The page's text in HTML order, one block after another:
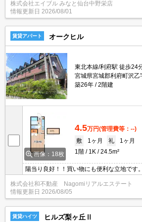
株式会社エイブル みなと仙台中野栄店
情報更新日 2026/08/01
賃貸アパート オークヒル
東北本線/利府駅 徒歩24
宮城県宮城郡利府町沢乙
築26年
2階建
画像：18枚
4.5万円(管理費等：--)
敷
1ヶ月 礼
1ヶ月
1階
1K 24.5m²
陽当り良好！！買い物にも便利な立地です
アルエステートにお任せください。
株式会社和不動産 Nagomiリアルエステート
情報更新日 2026/08/05
賃貸ハイツ ヒルズ梨ヶ丘Ⅱ